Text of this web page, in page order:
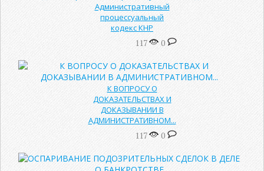
Административный
процессуальный
кодекс КНР
117 0
К ВОПРОСУ О
ДОКАЗАТЕЛЬСТВАХ И
ДОКАЗЫВАНИИ В
АДМИНИСТРАТИВНОМ...
117 0